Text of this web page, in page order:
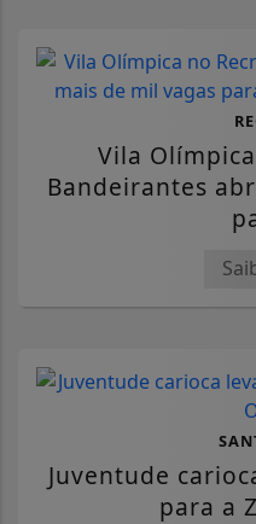
Vila
Bandeirantes
Juventude
para a